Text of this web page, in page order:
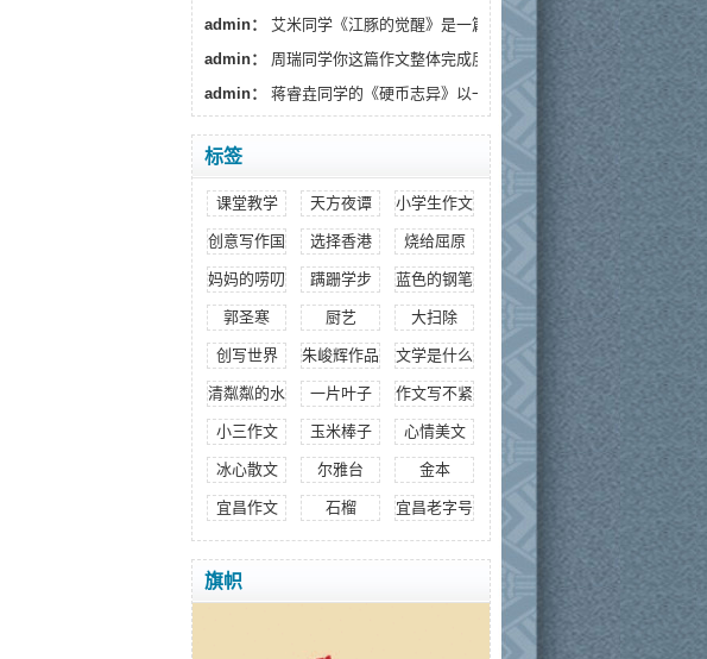
admin：
艾米同学《江豚的觉醒》是一篇情感细腻、寓意深...
admin：
周瑞同学你这篇作文整体完成度较高，情感真挚...
admin：
蒋睿垚同学的《硬币志异》以一枚假币的奇幻旅...
标签
课堂教学 天方夜谭 小学生作文
创意写作国际研究院
选择香港 烧给屈原
妈妈的唠叨 蹒跚学步 蓝色的钢笔
郭圣寒 厨艺 大扫除
创写世界 朱峻辉作品 文学是什么
清粼粼的水 一片叶子 作文写不紧
小三作文 玉米棒子 心情美文
冰心散文 尔雅台 金本
宜昌作文 石榴 宜昌老字号
旗帜